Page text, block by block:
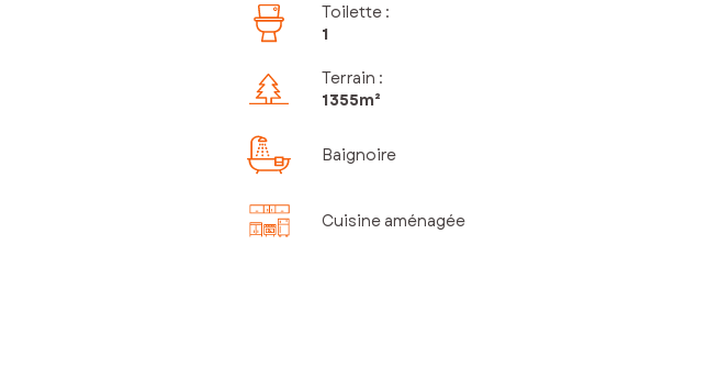
Toilette :
1
Terrain :
1 355m²
Baignoire
Cuisine aménagée